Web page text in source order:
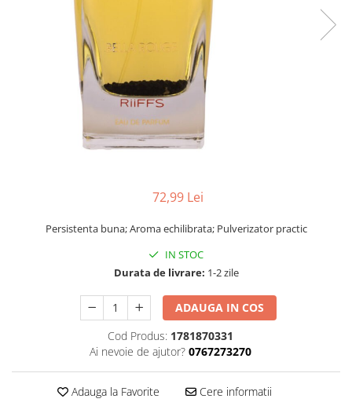
72,99 Lei
Persistenta buna; Aroma echilibrata; Pulverizator practic
IN STOC
Durata de livrare: 1-2 zile
ADAUGA IN COS
Cod Produs: 1781870331
Ai nevoie de ajutor? 0767273270
Adauga la Favorite Cere informatii